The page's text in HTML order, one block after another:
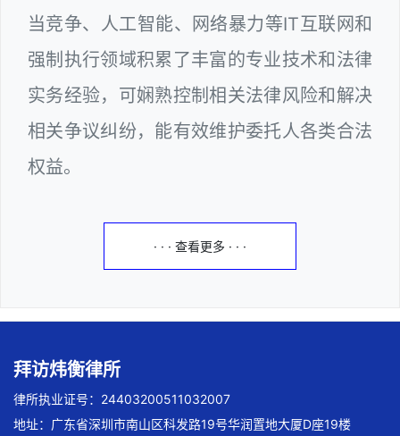
当竞争、人工智能、网络暴力等IT互联网和
强制执行领域积累了丰富的专业技术和法律
实务经验，可娴熟控制相关法律风险和解决
相关争议纠纷，能有效维护委托人各类合法
权益。
· · · 查看更多 · · ·
拜访炜衡律所
律所执业证号：24403200511032007
地址：广东省深圳市南山区科发路19号华润置地大厦D座19楼